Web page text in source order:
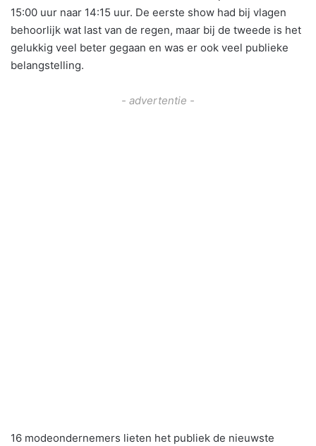
15:00 uur naar 14:15 uur. De eerste show had bij vlagen
behoorlijk wat last van de regen, maar bij de tweede is het
gelukkig veel beter gegaan en was er ook veel publieke
belangstelling.
- advertentie -
16 modeondernemers lieten het publiek de nieuwste